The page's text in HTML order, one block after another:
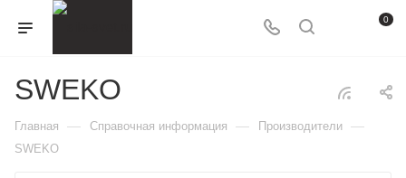
0
SWEKO
Главная — Справочная информация — Производители —
SWEKO